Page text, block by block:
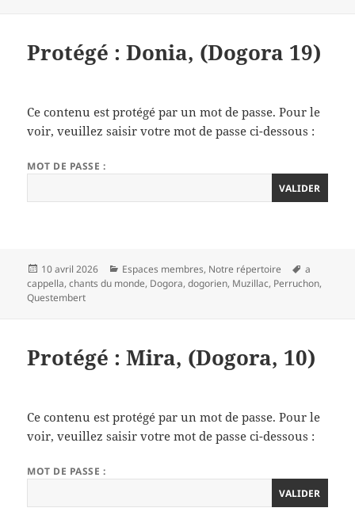
Protégé : Donia, (Dogora 19)
Ce contenu est protégé par un mot de passe. Pour le
voir, veuillez saisir votre mot de passe ci-dessous :
MOT DE PASSE :
Publié
le
10 avril 2026 Catégories
Espaces membres, Notre répertoire
Mots-
clés
a
cappella,chants du monde, Dogora,dogorien, Muzillac, Perruchon,
Questembert
Protégé : Mira, (Dogora, 10)
Ce contenu est protégé par un mot de passe. Pour le
voir, veuillez saisir votre mot de passe ci-dessous :
MOT DE PASSE :